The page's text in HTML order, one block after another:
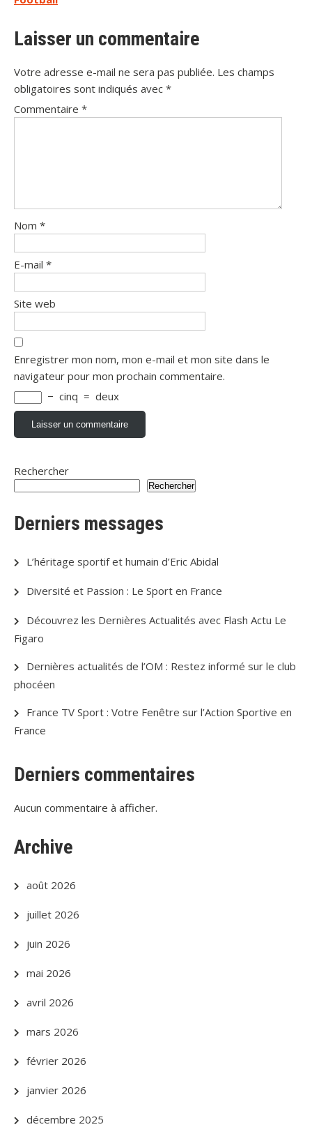
Laisser un commentaire
Votre adresse e-mail ne sera pas publiée. Les champs
obligatoires sont indiqués avec *
Commentaire *
Nom *
E-mail *
Site web
Enregistrer mon nom, mon e-mail et mon site dans le
navigateur pour mon prochain commentaire.
− cinq = deux
Rechercher
Rechercher
Derniers messages
L’héritage sportif et humain d’Eric Abidal
Diversité et Passion : Le Sport en France
Découvrez les Dernières Actualités avec Flash Actu Le
Figaro
Dernières actualités de l’OM : Restez informé sur le club
phocéen
France TV Sport : Votre Fenêtre sur l’Action Sportive en
France
Derniers commentaires
Aucun commentaire à afficher.
Archive
août 2026
juillet 2026
juin 2026
mai 2026
avril 2026
mars 2026
février 2026
janvier 2026
décembre 2025